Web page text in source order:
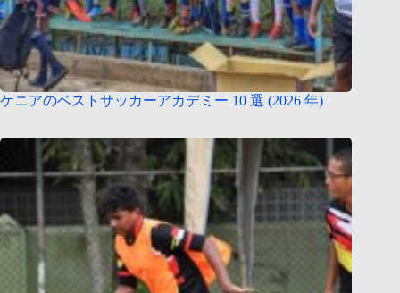
ケニアのベストサッカーアカデミー 10 選 (2026 年)